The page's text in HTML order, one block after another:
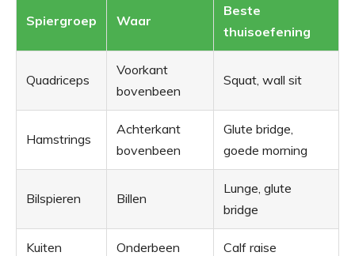
Spiergroep Waar
Beste
thuisoefening
Quadriceps
Voorkant
bovenbeen
Squat, wall sit
Hamstrings
Achterkant
bovenbeen
Glute bridge,
goede morning
Bilspieren Billen
Lunge, glute
bridge
Kuiten Onderbeen Calf raise